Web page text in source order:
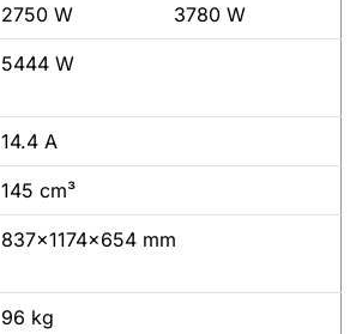
2750 W 3780 W
5444 W
14.4 A
145 cm³
837x1174x654 mm
96 kg